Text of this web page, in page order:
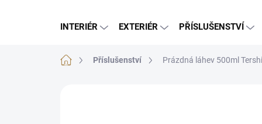
INTERIÉR EXTERIÉR PŘÍSLUŠENSTVÍ
Domů Příslušenství Prázdná láhev 500ml